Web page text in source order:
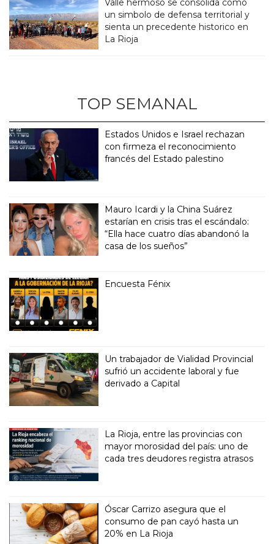
un simbolo de defensa territorial y
sienta un precedente historico en
La Rioja
TOP SEMANAL
Estados Unidos e Israel rechazan
con firmeza el reconocimiento
francés del Estado palestino
Mauro Icardi y la China Suárez
estarían en crisis tras el escándalo:
“Ella hace cuatro días abandonó la
casa de los sueños”
Encuesta Fénix
Un trabajador de Vialidad Provincial
sufrió un accidente laboral y fue
derivado a Capital
La Rioja, entre las provincias con
mayor morosidad del país: uno de
cada tres deudores registra atrasos
Óscar Carrizo asegura que el
consumo de pan cayó hasta un
20% en La Rioja